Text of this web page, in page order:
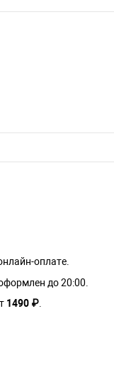
оплате.
до 20:00.
1490 ₽